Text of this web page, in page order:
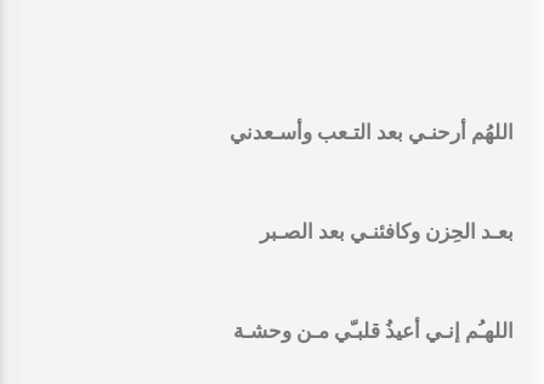
اللهُم أرحنـي بعد التـعب وأسـعدني
بعـد الحِزن وكافئنـي بعد الصـبر
اللهـُم إنـي أعيذُ قلبـّي مـن وحشـة